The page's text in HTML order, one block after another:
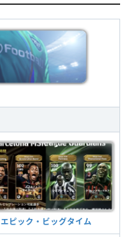
エピック・ビッグタイム